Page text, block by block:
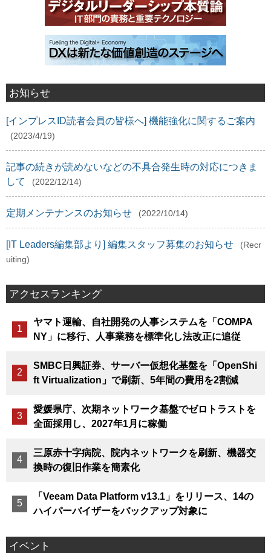
お知らせ
[インプレスID読者会員の皆様へ] 機能強化に関するご案内
(2023/4/19)
記事の続きが読めないなどの不具合発生時の対応につきま
して
(2022/12/14)
定期メンテナンスのお知らせ (2022/10/14)
[IT Leaders編集部より] 編集スタッフ募集のお知らせ
(Recr
uiting)
アクセスランキング
ヤマト運輸、自社開発の人事システムを「COMPA
NY」に移行、人事業務を標準化し法改正に追従
SMBC日興証券、サーバー仮想化基盤を「OpenShi
ft Virtualization」で刷新、5年間の費用を2割減
愛媛県庁、次期ネットワーク基盤でゼロトラストを
全面採用し、2027年1月に稼働
三原赤十字病院、院内ネットワークを刷新、機器交
換時の復旧作業を簡素化
「Veeam Data Platform v13.1」をリリース、14の
ハイパーバイザーをバックアップ対象に
イベント